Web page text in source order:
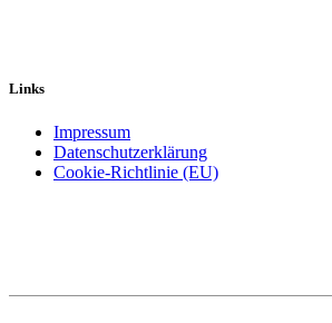
Links
Impressum
Datenschutzerklärung
Cookie-Richtlinie (EU)